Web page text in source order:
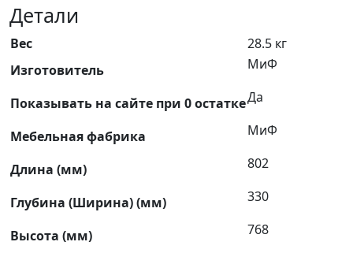
Детали
Вес
28.5 кг
Изготовитель
МиФ
Показывать на сайте при 0 остаткеДа
Мебельная фабрика МиФ
Длина (мм) 802
Глубина (Ширина) (мм) 330
Высота (мм) 768